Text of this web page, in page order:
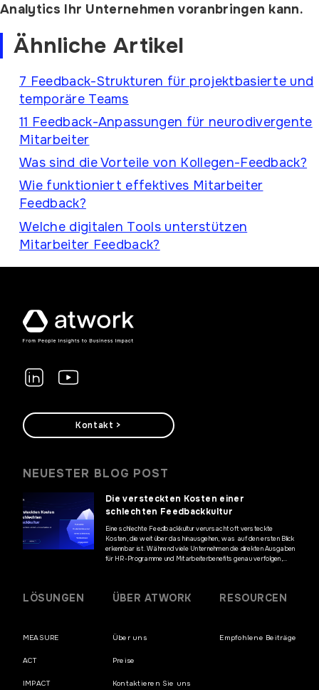
Analytics Ihr Unternehmen voranbringen kann.
Ähnliche Artikel
7 Feedback-Strukturen für projektbasierte und
temporäre Teams
11 Feedback-Anpassungen für neurodivergente
Mitarbeiter
Was sind die Vorteile von Kollegen-Feedback?
Wie funktioniert effektives Mitarbeiter
Feedback?
Welche digitalen Tools unterstützen
Mitarbeiter Feedback?
Kontakt >
NEUESTER BLOG POST
Die versteckten Kosten einer
schlechten Feedbackkultur
Eine schlechte Feedbackkultur verursacht oft versteckte
Kosten, die weit über das hinausgehen, was auf den ersten Blick
erkennbar ist. Während viele Unternehmen die direkten Ausgaben
für HR-Programme und Mitarbeiterbenefits genau verfolgen,
die Geschäftsergebnisse haben und die […]
LÖSUNGEN
MEASURE
ACT
IMPACT
ÜBER ATWORK
Über uns
Preise
Kontaktieren Sie uns
RESOURCEN
Empfohlene Beiträge